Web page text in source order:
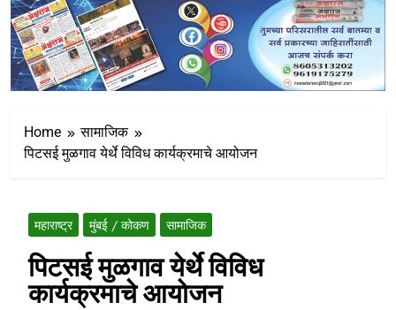
Home
सामाजिक
पिटसई मुळगाव येर्थे विविध कार्यक्रमाचे आयोजन
महाराष्ट्र मुंबई / कोकण सामाजिक
पिटसई मुळगाव येर्थे विविध
कार्यक्रमाचे आयोजन